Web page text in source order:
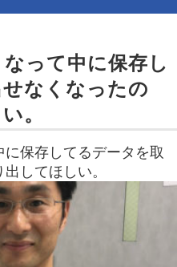
って中に保存し
なくなったの
。
保存してるデータを取
してほしい。